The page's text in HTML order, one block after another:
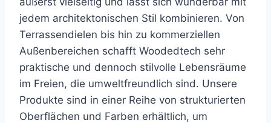
jedem architektonischen Stil kombinieren. Von
Terrassendielen bis hin zu kommerziellen
Außenbereichen schafft Woodedtech sehr
praktische und dennoch stilvolle Lebensräume
im Freien, die umweltfreundlich sind. Unsere
Produkte sind in einer Reihe von strukturierten
Oberflächen und Farben erhältlich, um